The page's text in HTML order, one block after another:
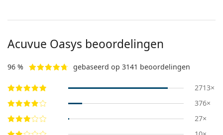
Acuvue Oasys beoordelingen
96 % gebaseerd op 3141 beoordelingen
2713×
376×
27×